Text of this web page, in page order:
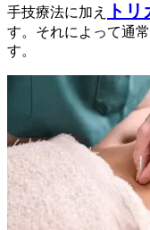
手技療法に加え
ト
す。それによって通
す。